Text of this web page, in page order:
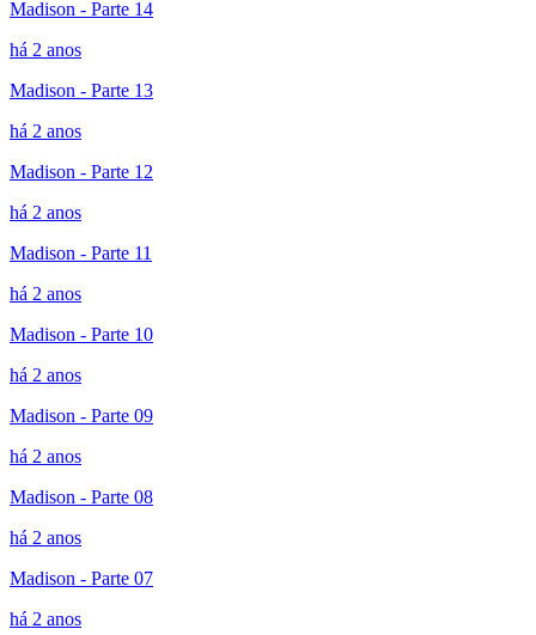
Madison - Parte 14
há 2 anos
Madison - Parte 13
há 2 anos
Madison - Parte 12
há 2 anos
Madison - Parte 11
há 2 anos
Madison - Parte 10
há 2 anos
Madison - Parte 09
há 2 anos
Madison - Parte 08
há 2 anos
Madison - Parte 07
há 2 anos